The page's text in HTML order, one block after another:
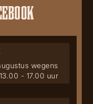
wegens
- 17.00 uur